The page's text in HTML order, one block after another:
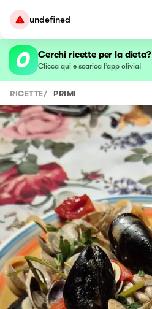
undefined
Cerchi ricette per la dieta?
Clicca qui e scarica l’app olivia!
RICETTE/ PRIMI